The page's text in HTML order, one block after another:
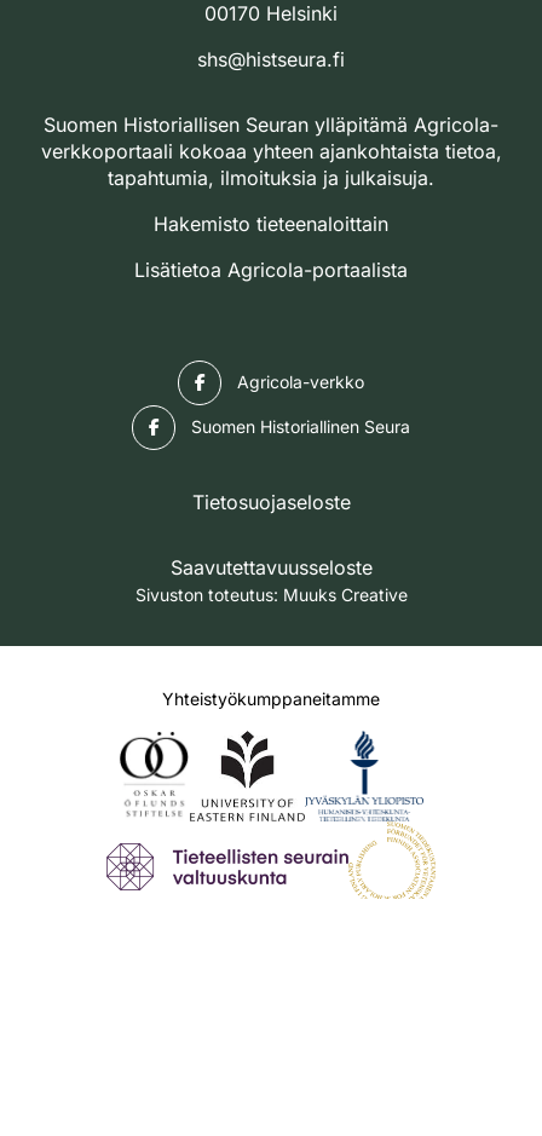
00170 Helsinki
shs@histseura.fi
Suomen Historiallisen Seuran ylläpitämä Agricola-
verkkoportaali kokoaa yhteen ajankohtaista tietoa,
tapahtumia, ilmoituksia ja julkaisuja.
Hakemisto tieteenaloittain
Lisätietoa Agricola-portaalista
Agricola-verkko
Suomen Historiallinen Seura
Tietosuojaseloste
Saavutettavuusseloste
Sivuston toteutus: Muuks Creative
Yhteistyökumppaneitamme